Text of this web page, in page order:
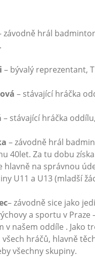
závodně hrál
– bývalý reprezentant,
– stávající hráčka
– stávající hráčka
– závodně hrál
40let. Za tu dobu
hlavně na správnou
U11 a U13 (mladší
– závodně sice jako
a sportu v
v našem oddíle . Jako
hráčů, hlavně
všechny skupiny.